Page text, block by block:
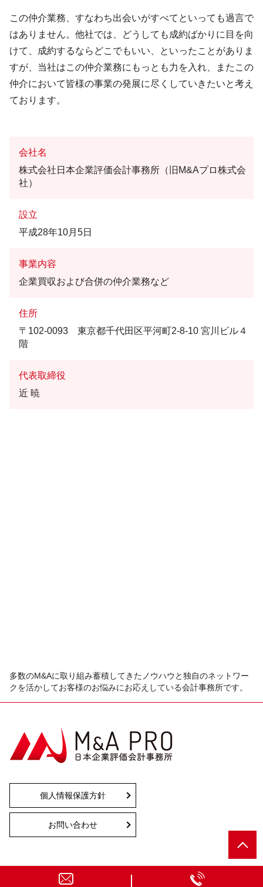
この仲介業務、すなわち出会いがすべてといっても過言で
はありません。他社では、どうしても成約ばかりに目を向
けて、成約するならどこでもいい、といったことがありま
すが、当社はこの仲介業務にもっとも力を入れ、またこの
仲介において皆様の事業の発展に尽くしていきたいと考え
ております。
会社名
株式会社日本企業評価会計事務所（旧M&Aプロ株式会
社）
設立
平成28年10月5日
事業内容
企業買収および合併の仲介業務など
住所
〒102-0093 東京都千代田区平河町2-8-10 宮川ビル４
階
代表取締役
近 暁
多数のM&Aに取り組み蓄積してきたノウハウと独自のネットワー
クを活かしてお客様のお悩みにお応えしている会計事務所です。
個人情報保護方針
お問い合わせ
© 株式会社日本企業評価会計事務所